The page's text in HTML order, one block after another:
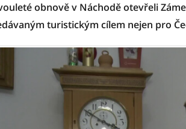
obnově v Náchodě otevřeli
turistickým cílem nejen pro